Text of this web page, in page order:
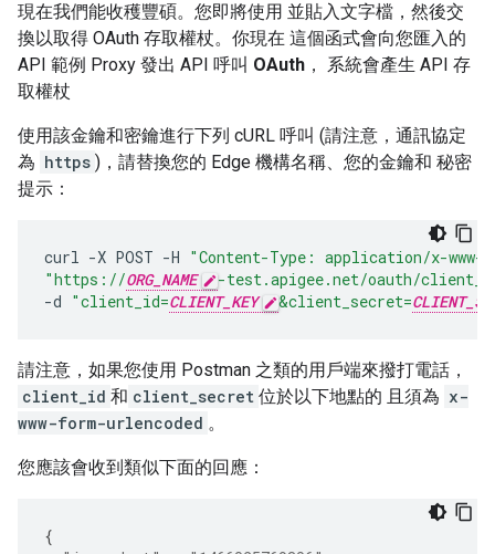
現在我們能收穫豐碩。您即將使用 並貼入文字檔，然後交
換以取得 OAuth 存取權杖。你現在 這個函式會向您匯入的
API 範例 Proxy 發出 API 呼叫 OAuth ， 系統會產生 API 存
取權杖
使用該金鑰和密鑰進行下列 cURL 呼叫 (請注意，通訊協定
為 https )，請替換您的 Edge 機構名稱、您的金鑰和 秘密
提示：
curl -X POST -H "Content-Type: application/x-www-
"https://ORG_NAME
-test.apigee.net/oauth/
-d "client_id=CLIENT_KEY &client_secret=
請注意，如果您使用 Postman 之類的用戶端來撥打電話，
client_id 和 client_secret 位於以下地點的 且須為 x-
www-form-urlencoded 。
您應該會收到類似下面的回應：
{